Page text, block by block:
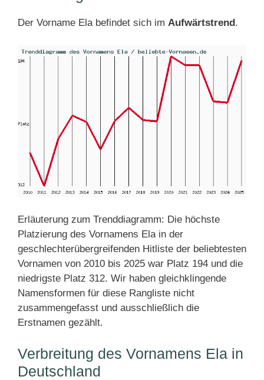
Der Vorname Ela befindet sich im Aufwärtstrend.
Erläuterung zum Trenddiagramm: Die höchste
Platzierung des Vornamens Ela in der
geschlechterübergreifenden Hitliste der beliebtesten
Vornamen von 2010 bis 2025 war Platz 194 und die
niedrigste Platz 312. Wir haben gleichklingende
Namensformen für diese Rangliste nicht
zusammengefasst und ausschließlich die
Erstnamen gezählt.
Verbreitung des Vornamens Ela in
Deutschland